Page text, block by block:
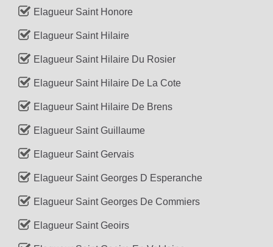
Elagueur Saint Honore
Elagueur Saint Hilaire
Elagueur Saint Hilaire Du Rosier
Elagueur Saint Hilaire De La Cote
Elagueur Saint Hilaire De Brens
Elagueur Saint Guillaume
Elagueur Saint Gervais
Elagueur Saint Georges D Esperanche
Elagueur Saint Georges De Commiers
Elagueur Saint Geoirs